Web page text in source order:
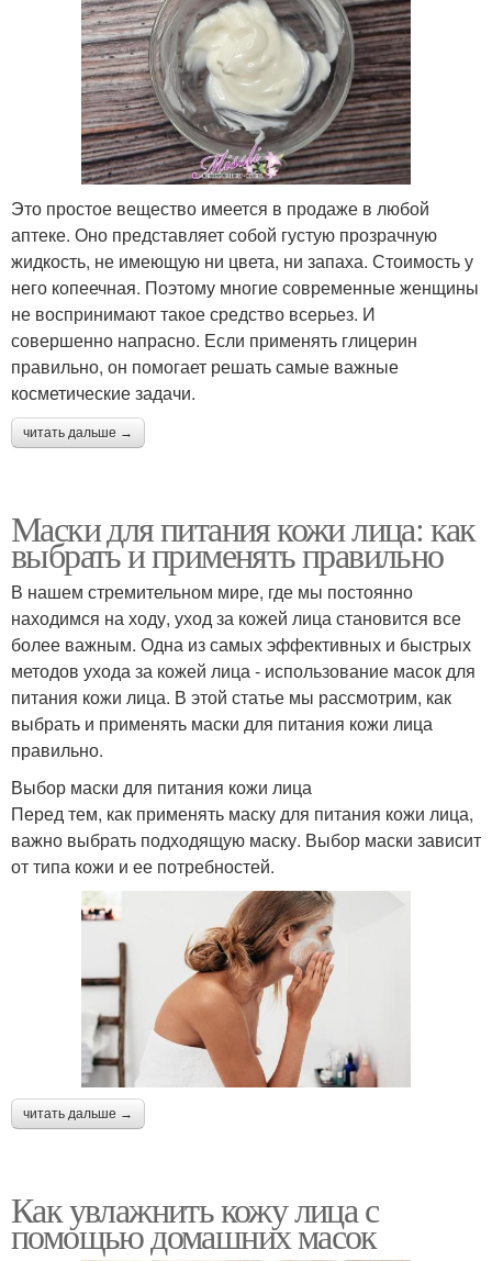
Это простое вещество имеется в продаже в любой
аптеке. Оно представляет собой густую прозрачную
жидкость, не имеющую ни цвета, ни запаха. Стоимость у
него копеечная. Поэтому многие современные женщины
не воспринимают такое средство всерьез. И
совершенно напрасно. Если применять глицерин
правильно, он помогает решать самые важные
косметические задачи.
читать дальше →
Маски для питания кожи лица: как
выбрать и применять правильно
В нашем стремительном мире, где мы постоянно
находимся на ходу, уход за кожей лица становится все
более важным. Одна из самых эффективных и быстрых
методов ухода за кожей лица - использование масок для
питания кожи лица. В этой статье мы рассмотрим, как
выбрать и применять маски для питания кожи лица
правильно.
Выбор маски для питания кожи лица
Перед тем, как применять маску для питания кожи лица,
важно выбрать подходящую маску. Выбор маски зависит
от типа кожи и ее потребностей.
читать дальше →
Как увлажнить кожу лица с
помощью домашних масок